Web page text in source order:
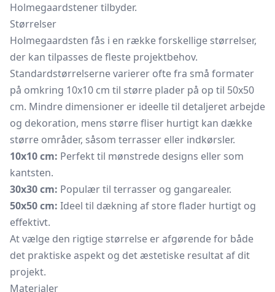
Holmegaardstener tilbyder.
Størrelser
Holmegaardsten fås i en række forskellige størrelser,
der kan tilpasses de fleste projektbehov.
Standardstørrelserne varierer ofte fra små formater
på omkring 10x10 cm til større plader på op til 50x50
cm. Mindre dimensioner er ideelle til detaljeret arbejde
og dekoration, mens større fliser hurtigt kan dække
større områder, såsom terrasser eller indkørsler.
10x10 cm: Perfekt til mønstrede designs eller som
kantsten.
30x30 cm: Populær til terrasser og gangarealer.
50x50 cm: Ideel til dækning af store flader hurtigt og
effektivt.
At vælge den rigtige størrelse er afgørende for både
det praktiske aspekt og det æstetiske resultat af dit
projekt.
Materialer